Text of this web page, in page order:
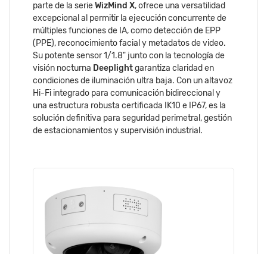
parte de la serieWizMind X, ofrece una versatilidad
excepcional al permitir la ejecución concurrente de
múltiples funciones de IA, como detección de EPP
(PPE), reconocimiento facial y metadatos de video.
Su potente sensor 1/1.8" junto con la tecnología de
visión nocturna Deeplightgarantiza claridad en
condiciones de iluminación ultra baja. Con un altavoz
Hi-Fi integrado para comunicación bidireccional y
una estructura robusta certificada IK10 e IP67, es la
solución definitiva para seguridad perimetral, gestión
de estacionamientos y supervisión industrial.